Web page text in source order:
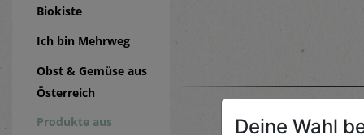
Biokiste
Ich bin Mehrweg
Obst & Gemüse aus
Österreich
Produkte aus
Deine Wahl